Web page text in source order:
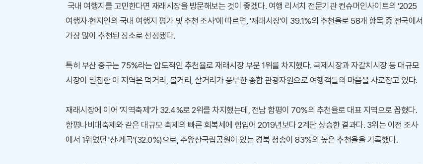
국내 여행지를 고민한다면 재래시장을 방문해보는 것이 좋겠다. 여행 리서치 전문기관 컨슈머인사이트의 '2025
여행자·현지인의 국내 여행지 평가 및 추천 조사'에 따르면, '재래시장'이 39.1%의 추천율로 58개 항목 중 전국에서
가장 많이 추천된 장소로 선정됐다.
특히 부산 중구는 75%라는 압도적인 추천율로 재래시장 부문 1위를 차지했다. 국제시장과 자갈치시장 등 대규모
시장이 밀집한 이 지역은 먹거리, 볼거리, 살거리가 풍부한 종합 관광자원으로 여행객들의 마음을 사로잡고 있다.
재래시장에 이어 '지역축제'가 32.4%로 2위를 차지했는데, 전남 함평이 70%의 추천율로 대표 지역으로 꼽혔다.
함평나비대축제와 같은 대규모 축제의 빠른 회복세에 힘입어 2019년보다 2계단 상승한 결과다. 3위는 이전 조사
에서 1위였던 '산·계곡'(32.0%)으로, 주왕산국립공원이 있는 경북 청송이 83%의 높은 추천율을 기록했다.